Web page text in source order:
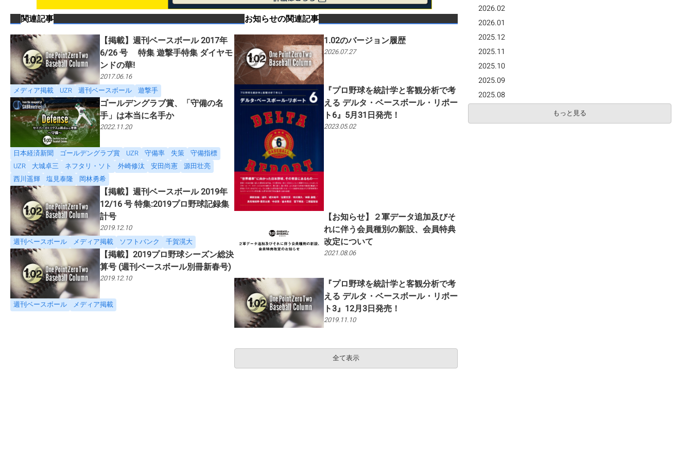
関連記事
【掲載】週刊ベースボール 2017年
6/26 号 特集 遊撃手特集 ダイヤモ
ンドの華!
2017.06.16
メディア掲載
UZR 週刊ベースボール 遊撃手
ゴールデングラブ賞、「守備の名
手」は本当に名手か
2022.11.20
日本経済新聞 ゴールデングラブ賞 UZR 守備率 失策
守備指標
UZR
大城卓三 ネフタリ・ソト 外崎修汰 安田尚憲
源田壮亮
西川遥輝
塩見泰隆 岡林勇希
【掲載】週刊ベースボール 2019年
12/16 号 特集:2019プロ野球記録集
計号
2019.12.10
週刊ベースボール
メディア掲載 ソフトバンク 千賀滉大
【掲載】2019プロ野球シーズン総決
算号 (週刊ベースボール別冊新春号)
2019.12.10
週刊ベースボール メディア掲載
お知らせの関連記事
1.02のバージョン履歴
2026.07.27
『プロ野球を統計学と客観分析で考
える デルタ・ベースボール・リポー
ト6』5月31日発売！
2023.05.02
【お知らせ】２軍データ追加及びそ
れに伴う会員種別の新設、会員特典
改定について
2021.08.06
『プロ野球を統計学と客観分析で考
える デルタ・ベースボール・リポー
ト3』12月3日発売！
2019.11.10
全て表示
2026.02
2026.01
2025.12
2025.11
2025.10
2025.09
2025.08
もっと見る